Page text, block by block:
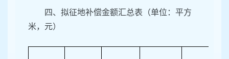
四、拟征地补偿金额汇总表（单位：平方
米，元）